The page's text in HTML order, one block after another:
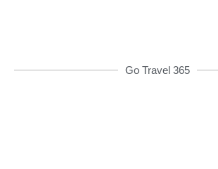
Go Travel 365